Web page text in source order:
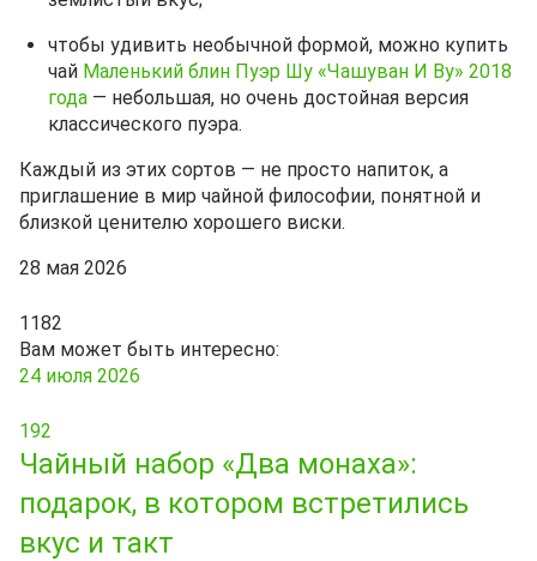
чтобы удивить необычной формой, можно купить
чай Маленький блин Пуэр Шу «Чашуван И Ву» 2018
года — небольшая, но очень достойная версия
классического пуэра.
Каждый из этих сортов — не просто напиток, а
приглашение в мир чайной философии, понятной и
близкой ценителю хорошего виски.
28 мая 2026
1182
Вам может быть интересно:
24 июля 2026
192
Чайный набор «Два монаха»:
подарок, в котором встретились
вкус и такт